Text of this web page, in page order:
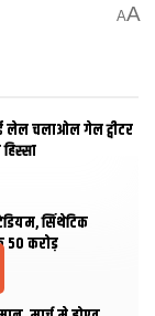
AA
लेल चलाओल गेल ट्वीटर
सिंथेटिक
50 करोड़